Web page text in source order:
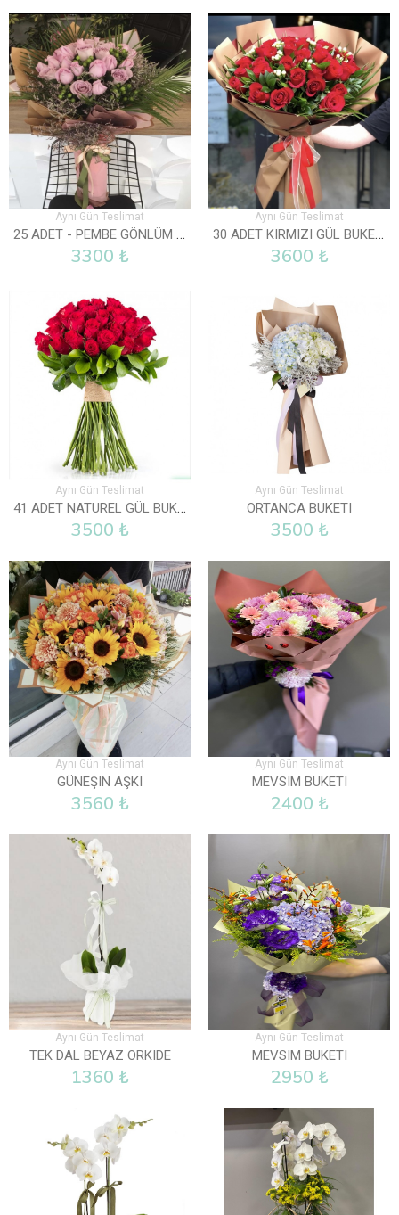
Aynı Gün Teslimat
25 ADET - PEMBE GÖNLÜM SENDE
3300 ₺
Aynı Gün Teslimat
30 ADET KIRMIZI GÜL BUKETI
3600 ₺
Aynı Gün Teslimat
41 ADET NATUREL GÜL BUKETI
3500 ₺
Aynı Gün Teslimat
ORTANCA BUKETI
3500 ₺
Aynı Gün Teslimat
GÜNEŞIN AŞKI
3560 ₺
Aynı Gün Teslimat
MEVSIM BUKETI
2400 ₺
Aynı Gün Teslimat
TEK DAL BEYAZ ORKIDE
1360 ₺
Aynı Gün Teslimat
MEVSIM BUKETI
2950 ₺